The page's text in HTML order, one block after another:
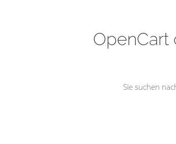
OpenCart
Sie suchen